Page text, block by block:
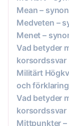
Mean –
Medveten –
Menet –
Vad betyder
korsordssvar
Militärt
och förklaring
Vad betyder
korsordssvar
Mittpunkter